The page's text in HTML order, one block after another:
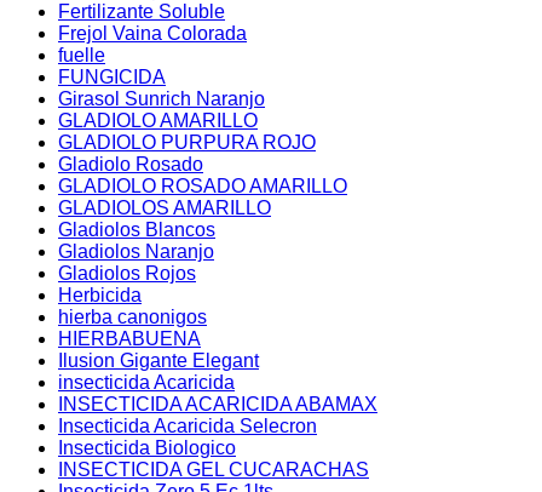
Fertilizante Soluble
Frejol Vaina Colorada
fuelle
FUNGICIDA
Girasol Sunrich Naranjo
GLADIOLO AMARILLO
GLADIOLO PURPURA ROJO
Gladiolo Rosado
GLADIOLO ROSADO AMARILLO
GLADIOLOS AMARILLO
Gladiolos Blancos
Gladiolos Naranjo
Gladiolos Rojos
Herbicida
hierba canonigos
HIERBABUENA
Ilusion Gigante Elegant
insecticida Acaricida
INSECTICIDA ACARICIDA ABAMAX
Insecticida Acaricida Selecron
Insecticida Biologico
INSECTICIDA GEL CUCARACHAS